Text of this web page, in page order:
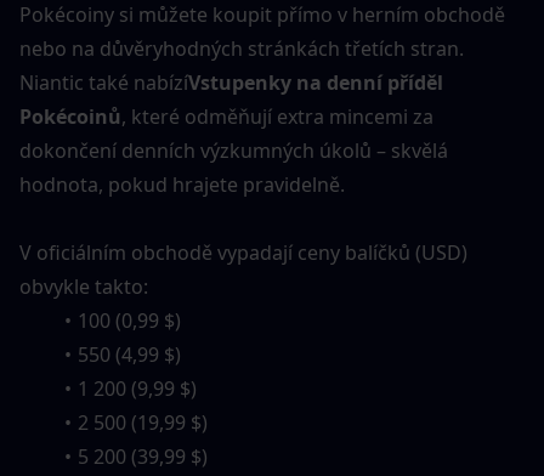
Pokécoiny si můžete koupit přímo v herním obchodě
nebo na důvěryhodných stránkách třetích stran.
Niantic také nabízíVstupenky na denní příděl
Pokécoinů, které odměňují extra mincemi za
dokončení denních výzkumných úkolů – skvělá
hodnota, pokud hrajete pravidelně.
V oficiálním obchodě vypadají ceny balíčků (USD)
obvykle takto:
100 (0,99 $)
550 (4,99 $)
1 200 (9,99 $)
2 500 (19,99 $)
5 200 (39,99 $)